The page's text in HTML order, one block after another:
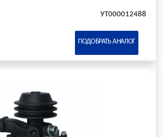
УТ000012488
ПОДОБРАТЬ АНАЛОГ